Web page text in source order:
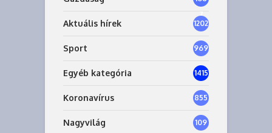
7
Aktuális hírek 1202
Sport 969
Egyéb kategória 1415
Koronavírus 855
Nagyvilág
109